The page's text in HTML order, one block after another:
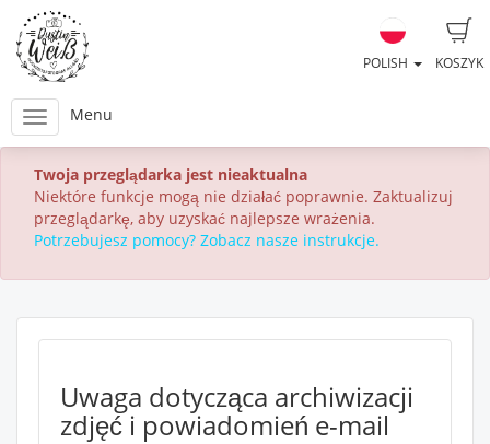
KOSZYK
POLISH
Menu
Twoja przeglądarka jest nieaktualna
Niektóre funkcje mogą nie działać poprawnie. Zaktualizuj
przeglądarkę, aby uzyskać najlepsze wrażenia.
Potrzebujesz pomocy? Zobacz nasze instrukcje.
Uwaga dotycząca archiwizacji
zdjęć i powiadomień e-mail